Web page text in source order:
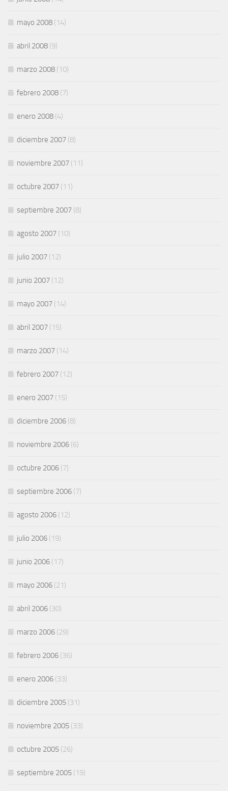
mayo 2008 (14)
abril 2008 (9)
marzo 2008 (10)
febrero 2008 (7)
enero 2008 (4)
diciembre 2007 (8)
noviembre 2007 (11)
octubre 2007 (11)
septiembre 2007 (8)
agosto 2007 (10)
julio 2007 (12)
junio 2007 (12)
mayo 2007 (14)
abril 2007 (15)
marzo 2007 (14)
febrero 2007 (12)
enero 2007 (15)
diciembre 2006 (8)
noviembre 2006 (6)
octubre 2006 (7)
septiembre 2006 (7)
agosto 2006 (12)
julio 2006 (19)
junio 2006 (17)
mayo 2006 (21)
abril 2006 (30)
marzo 2006 (29)
febrero 2006 (36)
enero 2006 (33)
diciembre 2005 (31)
noviembre 2005 (33)
octubre 2005 (26)
septiembre 2005 (19)